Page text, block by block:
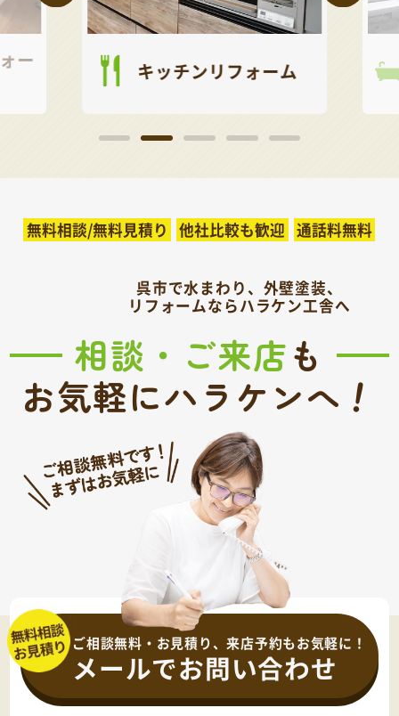
ー キッチンリフォーム
無料相談/無料見積り 他社比較も歓迎 通話料無料
呉市で水まわり、外壁塗装、
リフォームならハラケン工舎へ
相談・ご来店も
お気軽にハラケンへ！
ご相談無料・お見積り、来店予約もお気軽に！
メールでお問い合わせ